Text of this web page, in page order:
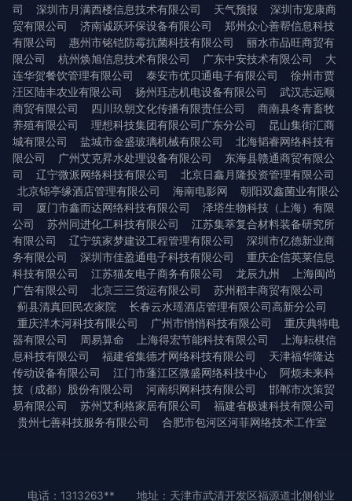
司
深圳市月满西楼信息技术有限公司 天气预报
深圳市宠康商
贸有限公司
济南诚跃环保设备有限公司
郑州众心善帮信息科技
有限公司
惠州市铭铠防霉抗菌科技有限公司
丽水市品旺商贸有
限公司
杭州焕旭信息技术有限公司 广东中安技术有限公司
大
连华贺餐饮管理有限公司
泰安市优贝通电子有限公司
徐州市贾
汪区陆丰农业有限公司
扬州珏志机电设备有限公司
武汉志远顺
商贸有限公司
四川玖朝文化传播有限责任公司
商南县冬青畜牧
养殖有限公司
理想科技集团有限公司广东分公司
昆山集街汇商
城有限公司
盐城市金盛玻璃机械有限公司
北海韬睿网络科技有
限公司
广州艾克昇水处理设备有限公司
东海县赣通商贸有限公
司
辽宁微派网络科技有限公司
北京日鑫月隆投资管理有限公司
北京锦亭缘酒店管理有限公司
海南电影网
朝阳双鑫菌业有限公
司
厦门市鑫而达网络科技有限公司
泽塔生物科技（上海）有限
公司
苏州同进化工科技有限公司
江苏集萃复合材料装备研究所
有限公司
辽宁筑家梦建设工程管理有限公司
深圳市亿德新业商
务有限公司
深圳市佳盈通电子科技有限公司
重庆企信英莱信息
科技有限公司
江苏猫友电子商务有限公司 龙辰九州
上海闽尚
广告有限公司
北京三三货运有限公司
苏州稻丰商贸有限公司
蓟县清真回民农家院
长春云水瑶酒店管理有限公司高新分公司
重庆洋木河科技有限公司
广州市悄悄科技有限公司
重庆典特电
器有限公司
周易算命 上海得宏节能科技有限公司
上海耘棋信
息科技有限公司
福建省集德才网络科技有限公司
天津福华隆达
传动设备有限公司
江门市蓬江区微盛网络科技中心
阿烦未来科
技（成都）股份有限公司
河南织网科技有限公司
邯郸市次策贸
易有限公司
苏州艾利格家居有限公司
福建省极速科技有限公司
贵州七善科技服务有限公司
合肥市包河区河菲网络技术工作室
电话：1313263** 地址：天津市武清开发区福源道北侧创业